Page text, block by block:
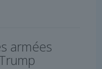
armées